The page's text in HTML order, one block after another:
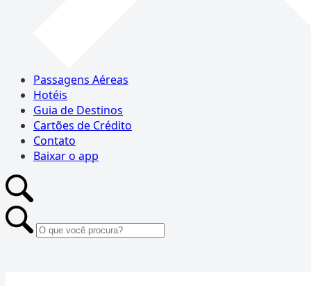
Passagens Aéreas
Hotéis
Guia de Destinos
Cartões de Crédito
Contato
Baixar o app